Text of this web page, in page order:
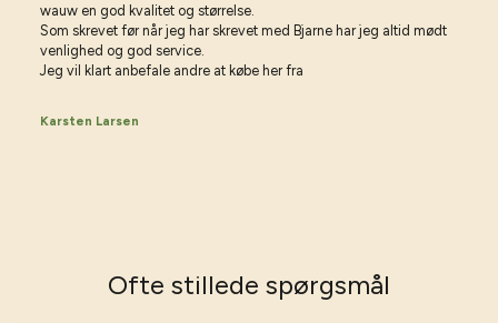
wauw en god kvalitet og størrelse.
Som skrevet før når jeg har skrevet med Bjarne har jeg altid mødt
venlighed og god service.
Jeg vil klart anbefale andre at købe her fra
Karsten Larsen
Ofte stillede spørgsmål